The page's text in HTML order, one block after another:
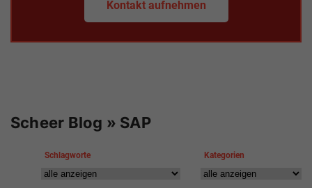
Kontakt aufnehmen
Scheer Blog » SAP
Schlagworte Kategorien